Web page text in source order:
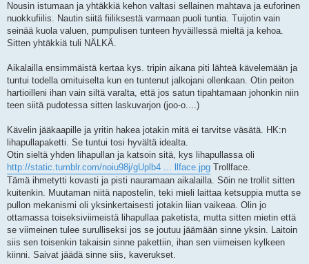
Nousin istumaan ja yhtäkkiä kehon valtasi sellainen mahtava ja euforinen
nuokkufiilis. Nautin siitä fiiliksestä varmaan puoli tuntia. Tuijotin vain
seinää kuola valuen, pumpulisen tunteen hyväillessä mieltä ja kehoa.
Sitten yhtäkkiä tuli NÄLKÄ.
Aikalailla ensimmäistä kertaa kys. tripin aikana piti lähteä kävelemään ja
tuntui todella omituiselta kun en tuntenut jalkojani ollenkaan. Otin peiton
hartioilleni ihan vain siltä varalta, että jos satun tipahtamaan johonkin niin
teen siitä pudotessa sitten laskuvarjon (joo-o....)
Kävelin jääkaapille ja yritin hakea jotakin mitä ei tarvitse väsätä. HK:n
lihapullapaketti. Se tuntui tosi hyvältä idealta.
Otin sieltä yhden lihapullan ja katsoin sitä, kys lihapullassa oli
http://static.tumblr.com/noiu98j/gUplb4 ... llface.jpg Trollface.
Tämä ihmetytti kovasti ja pisti nauramaan aikalailla. Söin ne trollit sitten
kuitenkin. Muutaman niitä napostelin, teki mieli laittaa ketsuppia mutta se
pullon mekanismi oli yksinkertaisesti jotakin liian vaikeaa. Olin jo
ottamassa toiseksiviimeistä lihapullaa paketista, mutta sitten mietin että
se viimeinen tulee surulliseksi jos se joutuu jäämään sinne yksin. Laitoin
siis sen toisenkin takaisin sinne pakettiin, ihan sen viimeisen kylkeen
kiinni. Saivat jäädä sinne siis, kaverukset.